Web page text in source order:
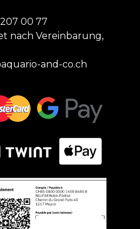
207 00 77
nach Vereinbarung,
and-co.ch